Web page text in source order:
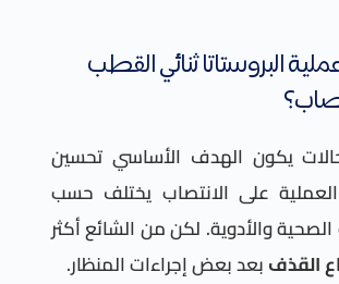
البروستاتا ثنائي القطب
يكون الهدف الأساسي تحسين
العملية على الانتصاب يختلف حسب
الصحية والأدوية. لكن من الشائع أكثر
القذفبعد بعض إجراءات المنظار.